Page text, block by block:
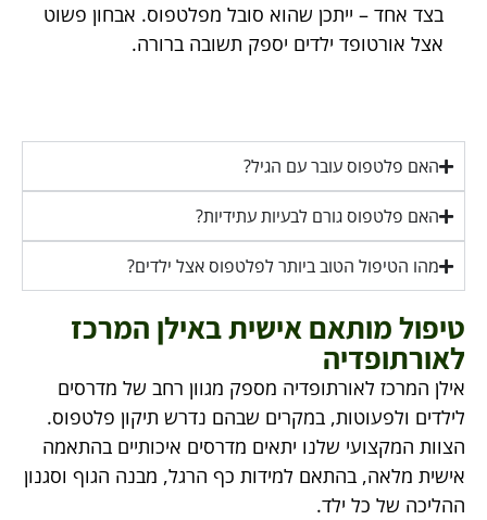
בצד אחד – ייתכן שהוא סובל מפלטפוס. אבחון פשוט
אצל אורטופד ילדים יספק תשובה ברורה.
האם פלטפוס עובר עם הגיל?
האם פלטפוס גורם לבעיות עתידיות?
מהו הטיפול הטוב ביותר לפלטפוס אצל ילדים?
טיפול מותאם אישית באילן המרכז
לאורתופדיה
אילן המרכז לאורתופדיה מספק מגוון רחב של מדרסים
לילדים ולפעוטות, במקרים שבהם נדרש תיקון פלטפוס.
הצוות המקצועי שלנו יתאים מדרסים איכותיים בהתאמה
אישית מלאה, בהתאם למידות כף הרגל, מבנה הגוף וסגנון
ההליכה של כל ילד.